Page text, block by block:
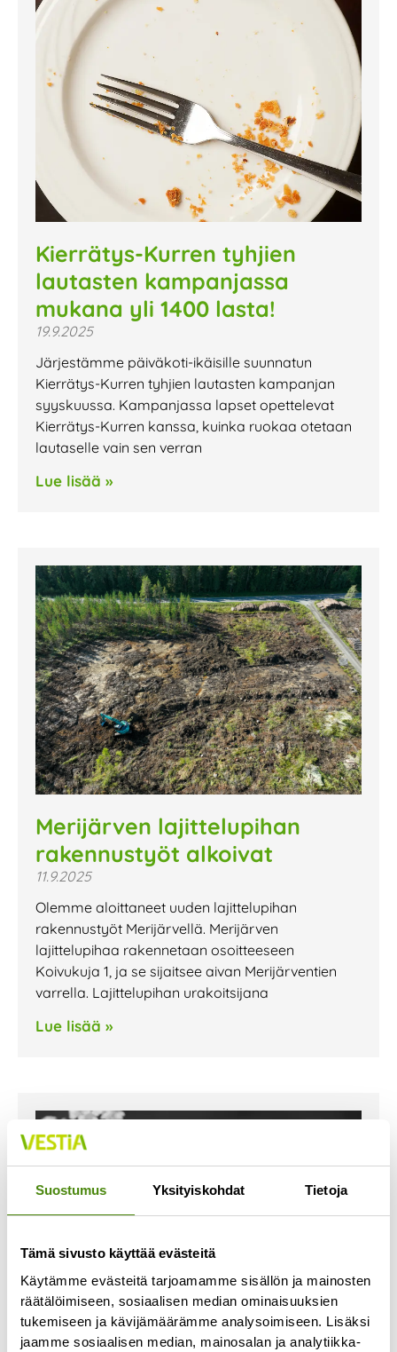
Suostumus Yksityiskohdat Tietoja
Tämä sivusto käyttää evästeitä
Käytämme evästeitä tarjoamamme sisällön ja mainosten
räätälöimiseen, sosiaalisen median ominaisuuksien
tukemiseen ja kävijämäärämme analysoimiseen. Lisäksi
jaamme sosiaalisen median, mainosalan ja analytiikka-
Kierrätys-Kurren tyhjien
lautasten kampanjassa
mukana yli 1400 lasta!
19.9.2025
Järjestämme päiväkoti-ikäisille suunnatun
Kierrätys-Kurren tyhjien lautasten kampanjan
syyskuussa. Kampanjassa lapset opettelevat
Kierrätys-Kurren kanssa, kuinka ruokaa otetaan
lautaselle vain sen verran
Lue lisää »
Merijärven lajittelupihan
rakennustyöt alkoivat
11.9.2025
Olemme aloittaneet uuden lajittelupihan
rakennustyöt Merijärvellä. Merijärven
lajittelupihaa rakennetaan osoitteeseen
Koivukuja 1, ja se sijaitsee aivan Merijärventien
varrella. Lajittelupihan urakoitsijana
Lue lisää »